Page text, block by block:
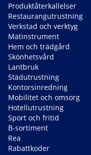
Produktåterkallelser
Restaurangutrustning
Verkstad och verktyg
Mätinstrument
Hem och trädgård
Skönhetsvård
Lantbruk
Städutrustning
Kontorsinredning
Mobilitet och omsorg
Hotellutrustning
Sport och fritid
B-sortiment
Rea
Rabattkoder